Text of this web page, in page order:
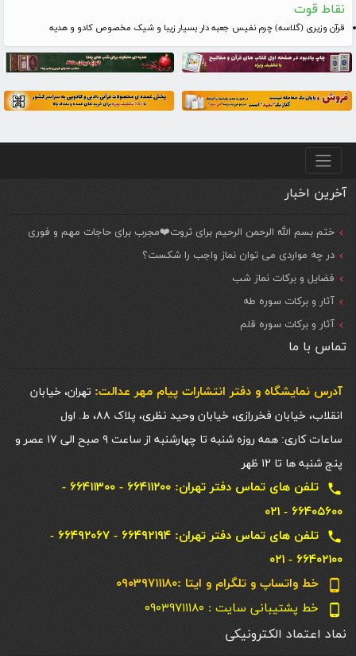
نقاط قوت
قرآن وزیری (گلاسه) چرم نفیس جعبه دار بسیار زیبا و شیک مخصوص کادو و هدیه
منو پایین
آخرین اخبار
ختم بسم الله الرحمن الرحیم برای ثروت❤️مجرب برای حاجات مهم و فوری
در چه مواردی می توان نماز واجب را شکست؟
فضایل و برکات نماز شب
آثار و برکات سوره طه
آثار و برکات سوره قلم
تماس با ما
آدرس نمایشگاه و دفتر انتشارات پيام مهر عدالت: تهران، خیابان
انقلاب، خیابان فخررازی، خیابان وحید نظری، پلاک ۸۸، ط. اول
ساعات کاری: همه روزه شنبه تا چهارشنبه از ساعت ۹ صبح الی ۱۷ عصر و
پنج شنبه ها تا ۱۲ ظهر
local_phone
تلفن های تماس دفتر تهران: ۶۶۴۱۱۲۰۰ - ۶۶۴۱۱۳۰۰ -
۶۶۴۰۵۶۰۰ - ۰۲۱
local_phone
تلفن های تماس دفتر تهران: ۶۶۴۹۲۱۹۴ - ۶۶۴۹۲۰۶۷ -
۶۶۴۰۲۱۰۰ - ۰۲۱
phone_android خط واتساپ و تلگرام و ایتا :۰۹۰۳۹۷۱۱۱۸۰
phone_android خط پشتیبانی سایت : ۰۹۰۳۹۷۱۱۱۸۰
نماد اعتماد الکترونیکی